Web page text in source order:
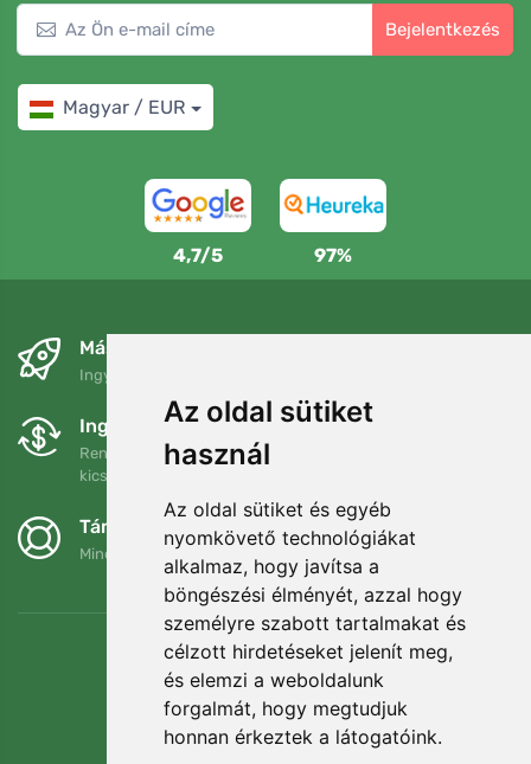
Az oldal sütiket
használ
Az oldal sütiket és egyéb
nyomkövető technológiákat
alkalmaz, hogy javítsa a
böngészési élményét, azzal hogy
személyre szabott tartalmakat és
célzott hirdetéseket jelenít meg,
és elemzi a weboldalunk
forgalmát, hogy megtudjuk
honnan érkeztek a látogatóink.
Bejelentkezés
Magyar / EUR
4,7/5 97%
Másnapra és ingyenesen
Ingyenes szállítás a következő összeg felett: 80 EUR
Ingyenes csere és visszaküldés
Rendelését 90 napon belül bármikor visszaküldheti vagy
kicserélheti.
Támogatjuk a Trees.org-ot
Minden megrendelésért ültetünk egy fát! Bővebben